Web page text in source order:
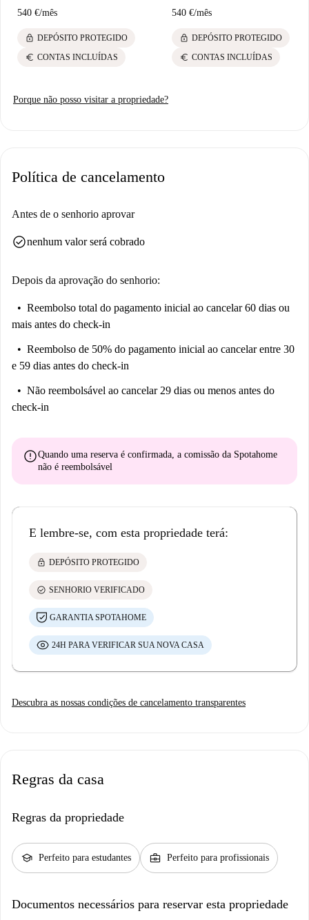
540 €/mês
lock DEPÓSITO PROTEGIDO
euro CONTAS INCLUÍDAS
540 €/mês
lock DEPÓSITO PROTEGIDO
euro CONTAS INCLUÍDAS
Porque não posso visitar a propriedade?
Política de cancelamento
Antes de o senhorio aprovar
check_circlenenhum valor será cobrado
Depois da aprovação do senhorio:
Reembolso total do pagamento inicial ao cancelar 60 dias ou
mais antes do check-in
Reembolso de 50% do pagamento inicial ao cancelar entre 30
e 59 dias antes do check-in
Não reembolsável ao cancelar 29 dias ou menos antes do
check-in
errorQuando uma reserva é confirmada, a comissão da Spotahome
não é reembolsável
E lembre-se, com esta propriedade terá:
lock DEPÓSITO PROTEGIDO
check_circle SENHORIO VERIFICADO
GARANTIA SPOTAHOME
24H PARA VERIFICAR SUA NOVA CASA
Descubra as nossas condições de cancelamento transparentes
Regras da casa
Regras da propriedade
school Perfeito para estudantes business_center Perfeito para profissionais
Documentos necessários para reservar esta propriedade